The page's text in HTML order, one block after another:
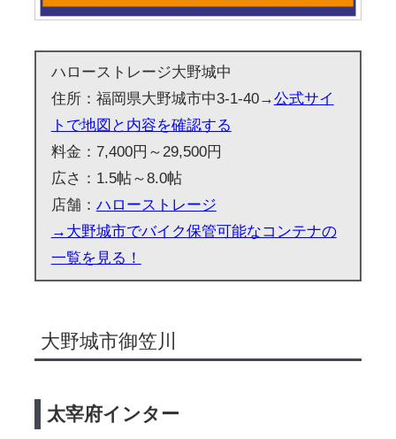
ハローストレージ大野城中
住所：福岡県大野城市中3-1-40→公式サイ
トで地図と内容を確認する
料金：7,400円～29,500円
広さ：1.5帖～8.0帖
店舗： ハローストレージ
→大野城市でバイク保管可能なコンテナの
一覧を見る！
大野城市御笠川
太宰府インター